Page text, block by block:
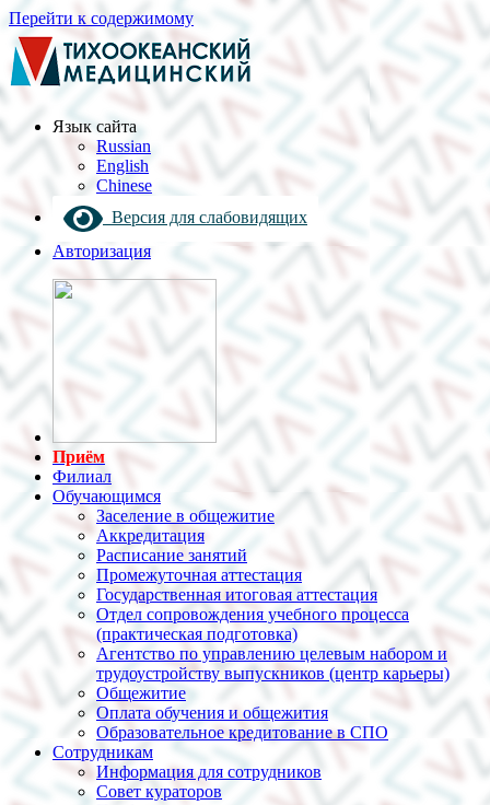
Перейти к содержимому
Язык cайта
Russian
English
Chinese
Версия для слабовидящих
Авторизация
Приём
Филиал
Обучающимся
Заселение в общежитие
Аккредитация
Расписание занятий
Промежуточная аттестация
Государственная итоговая аттестация
Отдел сопровождения учебного процесса
(практическая подготовка)
Агентство по управлению целевым набором и
трудоустройству выпускников (центр карьеры)
Общежитие
Оплата обучения и общежития
Образовательное кредитование в СПО
Сотрудникам
Информация для сотрудников
Совет кураторов